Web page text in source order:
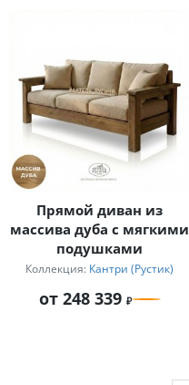
Прямой диван из
массива дуба с мягкими
подушками
Коллекция: Кантри (Рустик)
от 248 339